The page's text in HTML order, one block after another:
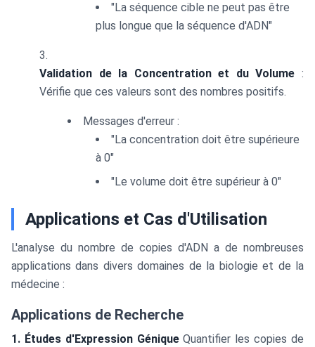
"La séquence cible ne peut pas être
plus longue que la séquence d'ADN"
Validation de la Concentration et du Volume :
Vérifie que ces valeurs sont des nombres positifs.
Messages d'erreur :
"La concentration doit être supérieure
à 0"
"Le volume doit être supérieur à 0"
Applications et Cas d'Utilisation
L'analyse du nombre de copies d'ADN a de nombreuses
applications dans divers domaines de la biologie et de la
médecine :
Applications de Recherche
1. Études d'Expression GéniqueQuantifier les copies de